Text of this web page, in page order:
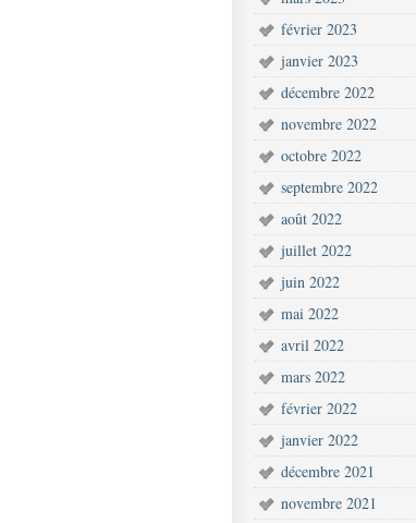
février 2023
janvier 2023
décembre 2022
novembre 2022
octobre 2022
septembre 2022
août 2022
juillet 2022
juin 2022
mai 2022
avril 2022
mars 2022
février 2022
janvier 2022
décembre 2021
novembre 2021